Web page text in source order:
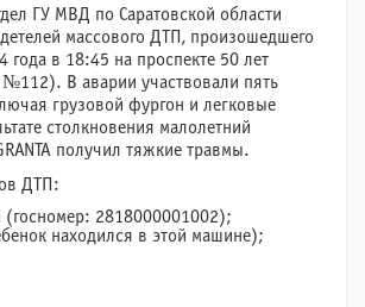
ГУ МВД по Саратовской области
массового ДТП, произошедшего
года в 18:45 на проспекте 50 лет
В аварии участвовали пять
грузовой фургон и легковые
столкновения малолетний
получил тяжкие травмы.
ДТП:
(госномер: 2818000001002);
находился в этой машине);